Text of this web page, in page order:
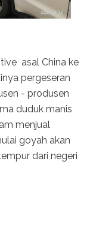
asal China ke
pergeseran
- produsen
duduk manis
menjual
goyah akan
dari negeri